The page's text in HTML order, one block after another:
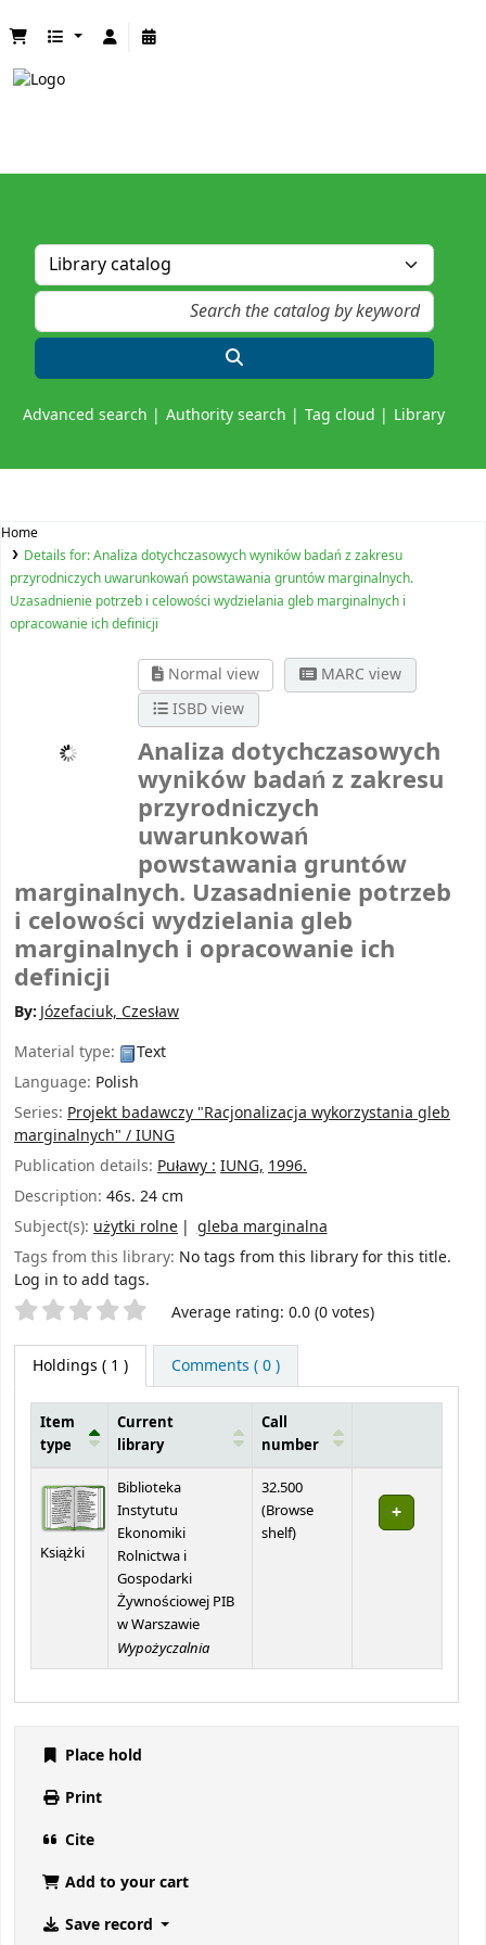
Advanced search Authority search Tag cloud Library
Home
Details for:Analiza dotychczasowych wyników badań z zakresu
przyrodniczych uwarunkowań powstawania gruntów marginalnych.
Uzasadnienie potrzeb i celowości wydzielania gleb marginalnych i
opracowanie ich definicji
Normal view
MARC view
ISBD view
Analiza dotychczasowych
wyników badań z zakresu
przyrodniczych
uwarunkowań
powstawania gruntów
marginalnych. Uzasadnienie potrzeb
i celowości wydzielania gleb
marginalnych i opracowanie ich
definicji
By: Józefaciuk, Czesław
Material type:
Text
Language: Polish
Series: Projekt badawczy "Racjonalizacja wykorzystania gleb
marginalnych" / IUNG
Publication details: Puławy :IUNG,1996.
Description: 46s. 24 cm
Subject(s): użytki rolne
gleba marginalna
Tags from this library: No tags from this library for this title.
Log in to add tags.
Star ratings Average rating: 0.0 (0 votes)
Holdings ( 1 ) Comments ( 0 )
Item
type
Current
library
Call
number
Książki
Biblioteka
Instytutu
Ekonomiki
Rolnictwa i
Gospodarki
Żywnościowej PIB
w Warszawie
Wypożyczalnia
32.500
(Browse
shelf(Opens below)
)
Place hold
Print
Cite
Add to your cart
Save record